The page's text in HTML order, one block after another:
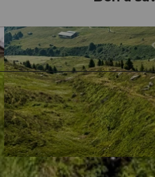
© Disentis Sedrun Tourismus